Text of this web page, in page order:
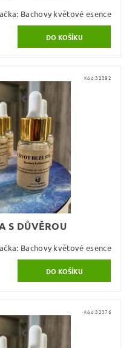
Bachovy květové esence
Kód:32382
S DŮVĚROU
Bachovy květové esence
Kód:32376